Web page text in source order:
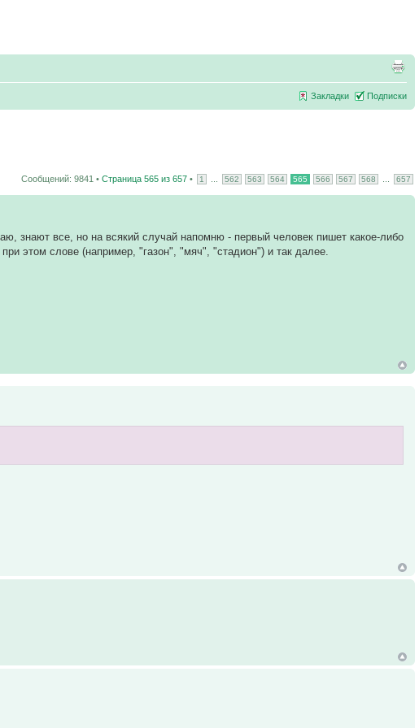
Закладки Подписки
Сообщений: 9841 • Страница 565 из 657 • 1 562 563 564 565 566 567 568 657
знают все, но на всякий случай напомню - первый человек пишет какое-либо
этом слове (например, "газон", "мяч", "стадион") и так далее.